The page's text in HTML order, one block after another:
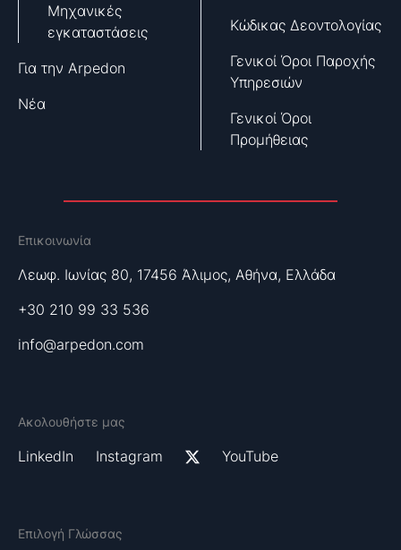
Μηχανικές
εγκαταστάσεις
Για την Arpedon
Νέα
Κώδικας Δεοντολογίας
Γενικοί Όροι Παροχής
Υπηρεσιών
Γενικοί Όροι
Προμήθειας
Επικοινωνία
Λεωφ. Ιωνίας 80, 17456 Άλιμος, Αθήνα, Ελλάδα
+30 210 99 33 536
info@arpedon.com
Ακολουθήστε μας
LinkedIn Instagram YouTube
Επιλογή Γλώσσας